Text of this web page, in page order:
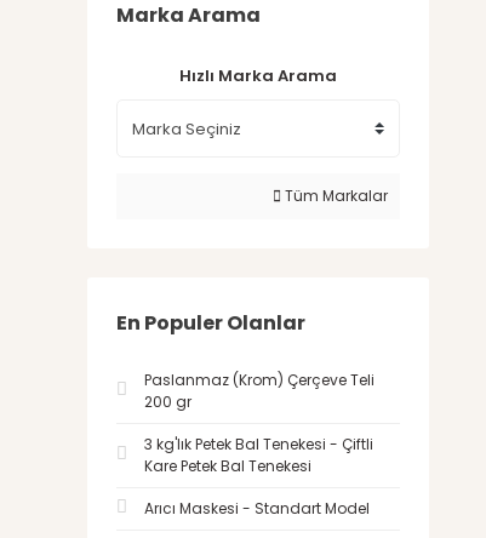
Marka Arama
Hızlı Marka Arama
Tüm Markalar
En Populer Olanlar
Paslanmaz (Krom) Çerçeve Teli
200 gr
3 kg'lık Petek Bal Tenekesi - Çiftli
Kare Petek Bal Tenekesi
Arıcı Maskesi - Standart Model